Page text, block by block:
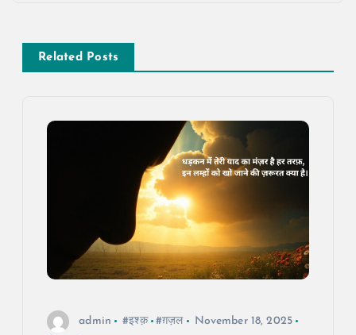
n
a
Related Posts
admin #इश्क़ #ग़ज़ल
November 18, 2025